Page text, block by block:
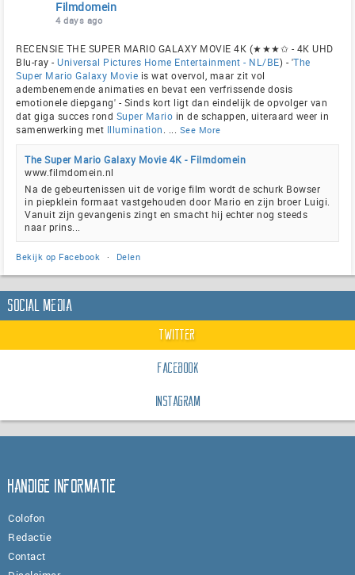
Filmdomein
4 days ago
RECENSIE THE SUPER MARIO GALAXY MOVIE 4K (★★★✩ - 4K UHD
Blu-ray - Universal Pictures Home Entertainment - NL/BE) - 'The
Super Mario Galaxy Movie is wat overvol, maar zit vol
adembenemende animaties en bevat een verfrissende dosis
emotionele diepgang' - Sinds kort ligt dan eindelijk de opvolger van
dat giga succes rond Super Mario in de schappen, uiteraard weer in
samenwerking met Illumination See More
The Super Mario Galaxy Movie 4K - Filmdomein
www.filmdomein.nl
Na de gebeurtenissen uit de vorige film wordt de schurk Bowser
in piepklein formaat vastgehouden door Mario en zijn broer Luigi.
Vanuit zijn gevangenis zingt en smacht hij echter nog steeds
naar prins...
Bekijk op Facebook · Delen
Social Media
Twitter
Facebook
Instagram
Handige informatie
Colofon
Redactie
Contact